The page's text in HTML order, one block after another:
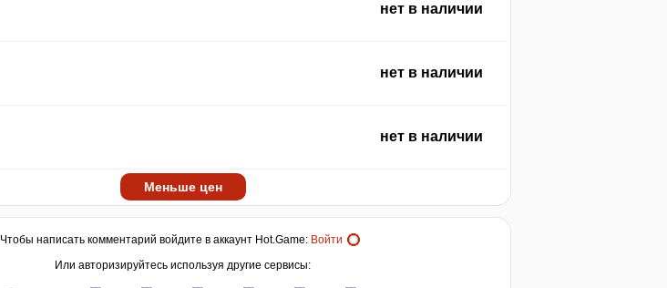
нет в наличии
нет в наличии
нет в наличии
Меньше цен
Чтобы написать комментарий войдите в аккаунт Hot.Game: Войти
Или авторизируйтесь используя другие сервисы: